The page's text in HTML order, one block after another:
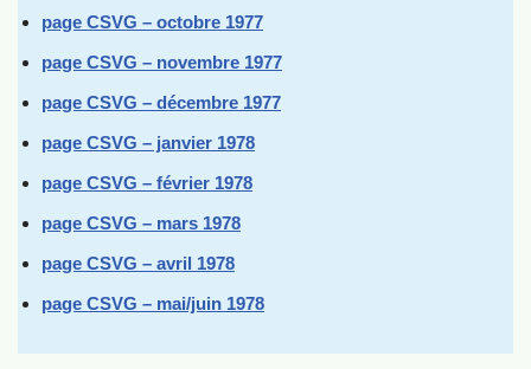
page CSVG – octobre 1977
page CSVG – novembre 1977
page CSVG – décembre 1977
page CSVG – janvier 1978
page CSVG – février 1978
page CSVG – mars 1978
page CSVG – avril 1978
page CSVG – mai/juin 1978